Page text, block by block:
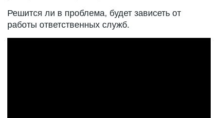
Решится ли в проблема, будет зависеть от
работы ответственных служб.